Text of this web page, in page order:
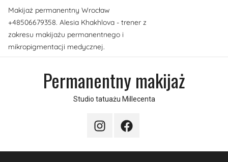
Przejdź
do
treści
Makijaż permanentny Wrocław
+48506679358. Alesia Khakhlova - trener z
zakresu makijażu permanentnego i
mikropigmentacji medycznej.
Permanentny makijaż
Studio tatuażu Millecenta
InstagramFacebook